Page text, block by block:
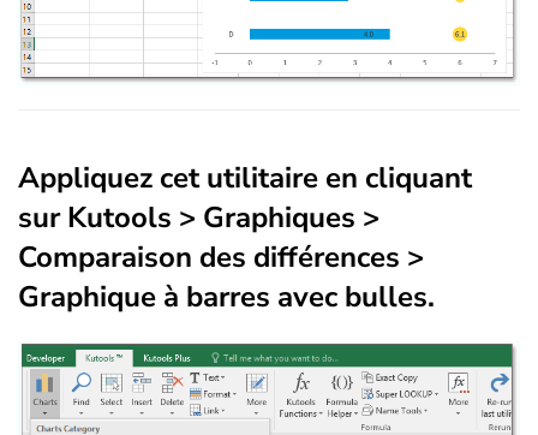
Appliquez cet utilitaire en cliquant
sur Kutools > Graphiques >
Comparaison des différences >
Graphique à barres avec bulles.